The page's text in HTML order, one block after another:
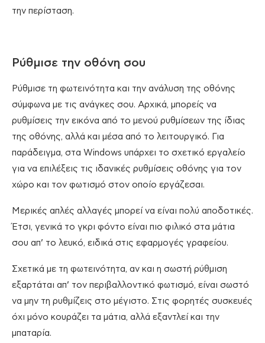
την περίσταση.
Ρύθμισε την οθόνη σου
Ρύθμισε τη φωτεινότητα και την ανάλυση της οθόνης
σύμφωνα με τις ανάγκες σου. Αρχικά, μπορείς να
ρυθμίσεις την εικόνα από το μενού ρυθμίσεων της ίδιας
της οθόνης, αλλά και μέσα από το λειτουργικό. Για
παράδειγμα, στα Windows υπάρχει το σχετικό εργαλείο
για να επιλέξεις τις ιδανικές ρυθμίσεις οθόνης για τον
χώρο και τον φωτισμό στον οποίο εργάζεσαι.
Μερικές απλές αλλαγές μπορεί να είναι πολύ αποδοτικές.
Έτσι, γενικά το γκρι φόντο είναι πιο φιλικό στα μάτια
σου απ’ το λευκό, ειδικά στις εφαρμογές γραφείου.
Σχετικά με τη φωτεινότητα, αν και η σωστή ρύθμιση
εξαρτάται απ’ τον περιβαλλοντικό φωτισμό, είναι σωστό
να μην τη ρυθμίζεις στο μέγιστο. Στις φορητές συσκευές
όχι μόνο κουράζει τα μάτια, αλλά εξαντλεί και την
μπαταρία.